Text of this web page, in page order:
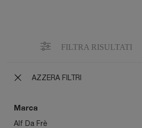
FILTRA RISULTATI
AZZERA FILTRI
Marca
Alf Da Frè